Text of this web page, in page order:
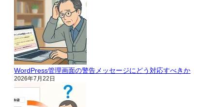
WordPress管理画面の警告メッセージにどう対応すべきか
2026年7月22日